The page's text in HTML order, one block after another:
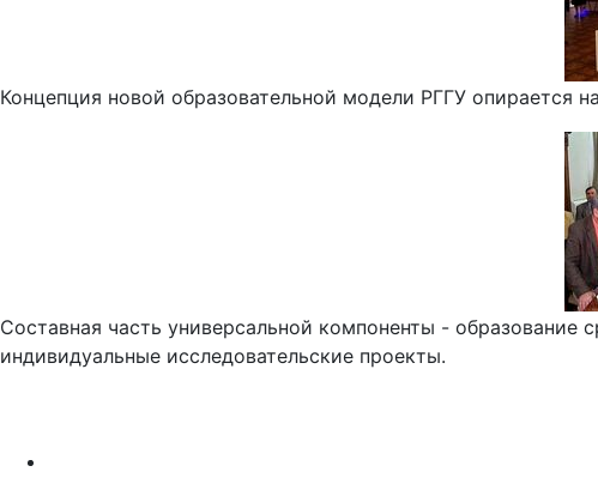
Концепция новой образовательной модели РГГУ опирается
Составная часть универсальной компоненты -
индивидуальные исследовательские проекты.